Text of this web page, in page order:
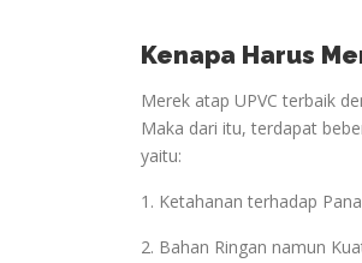
Kenapa Harus
Merek atap UPVC terbaik
Maka dari itu, terdapat
yaitu:
1. Ketahanan terhadap
2. Bahan Ringan namun